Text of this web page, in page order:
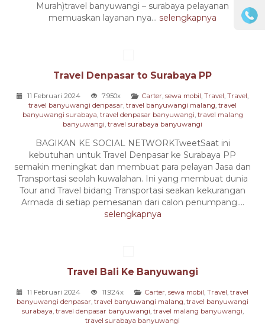
Murah)travel banyuwangi – surabaya pelayanan
memuaskan layanan nya... selengkapnya
Travel Denpasar to Surabaya PP
11 Februari 2024 7.950x Carter sewa mobil Travel Travel
travel banyuwangi denpasar travel banyuwangi malang travel
banyuwangi surabaya travel denpasar banyuwangi travel malang
banyuwangi travel surabaya banyuwangi
BAGIKAN KE SOCIAL NETWORKTweetSaat ini
kebutuhan untuk Travel Denpasar ke Surabaya PP
semakin meningkat dan membuat para pelayan Jasa dan
Transportasi seolah kuwalahan. Ini yang membuat dunia
Tour and Travel bidang Transportasi seakan kekurangan
Armada di setiap pemesanan dari calon penumpang....
selengkapnya
Travel Bali Ke Banyuwangi
11 Februari 2024 11.924x Carter sewa mobil Travel travel
banyuwangi denpasar travel banyuwangi malang travel banyuwangi
surabaya travel denpasar banyuwangi travel malang banyuwangi
travel surabaya banyuwangi